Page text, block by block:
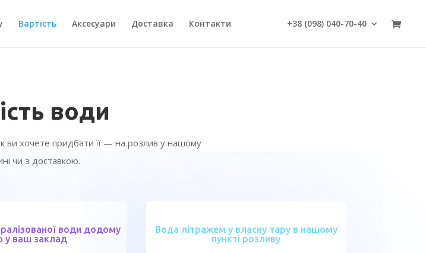
Вартість Аксесуари Доставка Контакти +38 (098) 040-70-40
води
ви хочете придбати її — на розлив у нашому
чи з доставкою.
води додому
у ваш заклад
Вода літражем у власну тару в нашому
пункті розливу